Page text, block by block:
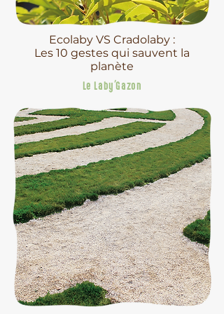
Ecolaby VS Cradolaby :
Les 10 gestes qui sauvent la
planète
Le Laby'Gazon